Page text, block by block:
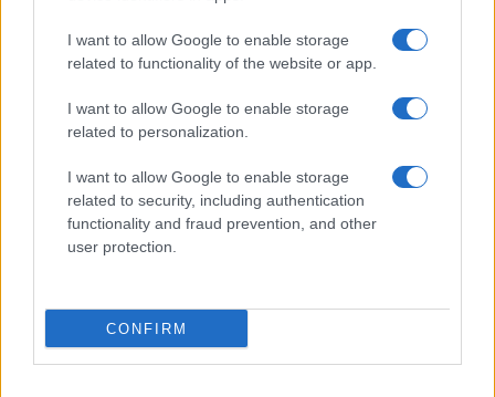
I want to allow Google to enable storage
related to functionality of the website or app.
I want to allow Google to enable storage
related to personalization.
I want to allow Google to enable storage
related to security, including authentication
functionality and fraud prevention, and other
user protection.
CONFIRM
CUPRA Terramar – Euro NCAP:
5 αστέρια στην ασφάλεια
Hyundai INSTEROID: Με